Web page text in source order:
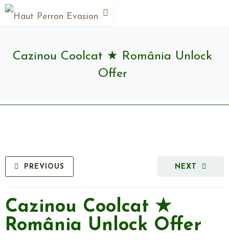
Cazinou Coolcat ★ România Unlock
Offer
NEXT
PREVIOUS
Cazinou Coolcat ★
România Unlock Offer